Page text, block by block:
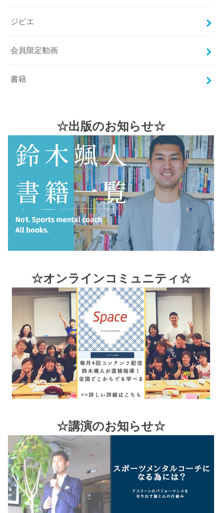
ジビエ
会員限定動画
書籍
☆出版のお知らせ☆
☆オンラインコミュニティ☆
☆講演のお知らせ☆